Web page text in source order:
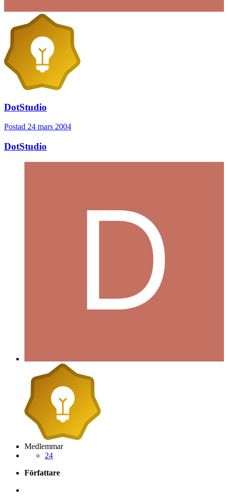
DotStudio
Postad 24 mars 2004
DotStudio
Medlemmar
24
Författare